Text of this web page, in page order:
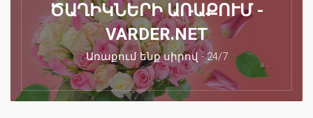
ԾԱՂԻԿՆԵՐԻ ԱՌԱՔՈՒՄ -
VARDER.NET
Առաքում ենք սիրով - 24/7